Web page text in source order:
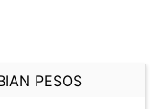
PESOS